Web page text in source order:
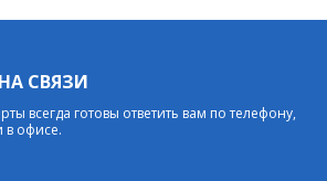
СВЯЗИ
всегда готовы ответить вам по телефону,
в офисе.